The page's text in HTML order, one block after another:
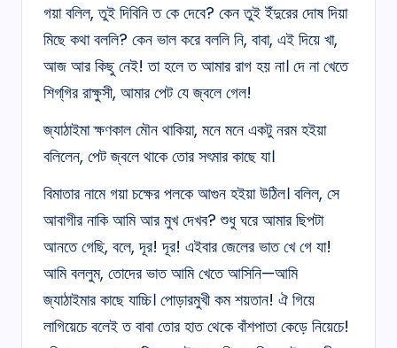
গয়া বলিল, তুই দিবিনি ত কে দেবে? কেন তুই ইঁদুরের দোষ দিয়া
মিছে কথা বললি? কেন ভাল করে বললি নি, বাবা, এই দিয়ে খা,
আজ আর কিছু নেই! তা হলে ত আমার রাগ হয় না। দে না খেতে
শিগ্‌গির রাক্ষুসী, আমার পেট যে জ্বলে গেল!
জ্যাঠাইমা ক্ষণকাল মৌন থাকিয়া, মনে মনে একটু নরম হইয়া
বলিলেন, পেট জ্বলে থাকে তোর সৎমার কাছে যা।
বিমাতার নামে গয়া চক্ষের পলকে আগুন হইয়া উঠিল। বলিল, সে
আবাগীর নাকি আমি আর মুখ দেখব? শুধু ঘরে আমার ছিপটা
আনতে গেছি, বলে, দূর! দূর! এইবার জেলের ভাত খে গে যা!
আমি বললুম, তোদের ভাত আমি খেতে আসিনি—আমি
জ্যাঠাইমার কাছে যাচ্চি। পোড়ারমুখী কম শয়তান! ঐ গিয়ে
লাগিয়েচে বলেই ত বাবা তোর হাত থেকে বাঁশপাতা কেড়ে নিয়েচে!